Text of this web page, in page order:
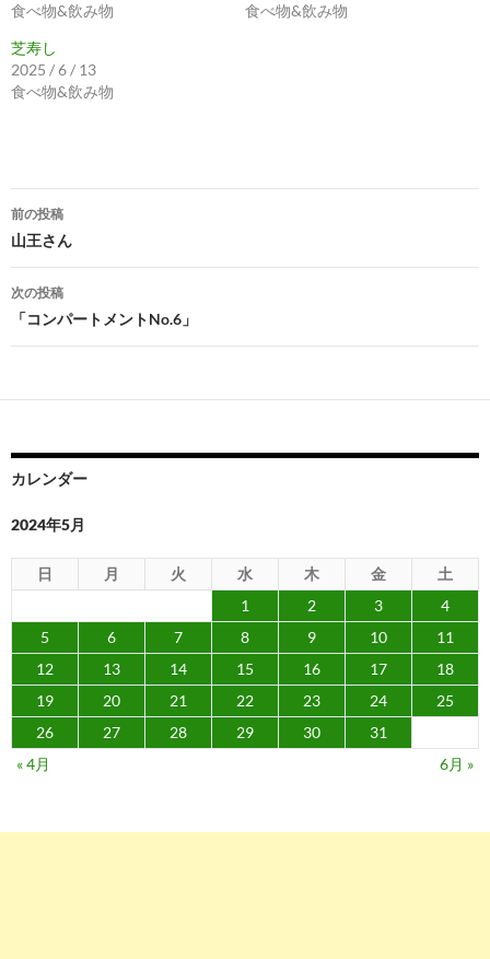
食べ物&飲み物
食べ物&飲み物
芝寿し
2025 / 6 / 13
食べ物&飲み物
投
稿
ナ
ビ
ゲ
ー
ョ
ン
前の投稿
山王さん
次の投稿
「コンパートメントNo.6」
カレンダー
2024年5月
日 月 火 水 木 金
土
1
2 3
4
5
6 7 8 9 10
11
12
13 14 15 16 17
18
19
20 21 22 23 24
25
26
27 28 29 30
31
« 4月
6月 »